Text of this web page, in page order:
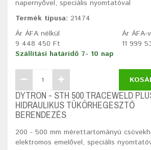
napernyővel, speciális nyomtatóval
Termék típusa: 21474
Ár ÁFA nélkül
9 448 450 Ft
Ár ÁFA-
11 999
Szállítási határidő 7- 10 nap
DYTRON - STH 500 TRACEWELD
HIDRAULIKUS TÜKÖRHEGESZTŐ
BERENDEZÉS
200 - 500 mm mérettartományú
elektromos emelővel, speciális